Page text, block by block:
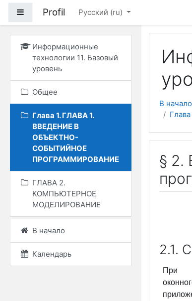
Боковая панель
Profil Русский ‎(ru)‎
Информационные
технологии 11. Базовый
уровень
Общее
Глава 1. ГЛАВА 1.
ВВЕДЕНИЕ В
ОБЪЕКТНО-
СОБЫТИЙНОЕ
ПРОГРАММИРОВАНИЕ
ГЛАВА 2.
КОМПЬЮТЕРНОЕ
МОДЕЛИРОВАНИЕ
В начало
Календарь
В начало
§ 2.
2.1.
При